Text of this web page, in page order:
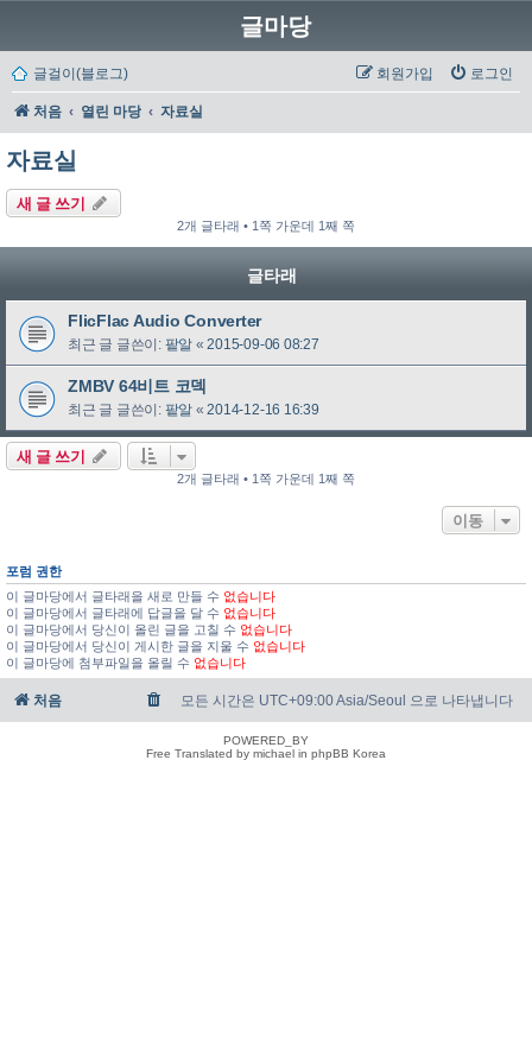
글마당
글걸이(블로그) 로그인
회원가입
처음 열린 마당 자료실
자료실
새 글 쓰기
2개 글타래 • 1쪽 가운데 1째 쪽
글타래
FlicFlac Audio Converter
최근 글 글쓴이: 팥알 «2015-09-06 08:27
ZMBV 64비트 코덱
최근 글 글쓴이: 팥알 «2014-12-16 16:39
새 글 쓰기
2개 글타래 • 1쪽 가운데 1째 쪽
이동
포럼 권한
이 글마당에서 글타래을 새로 만들 수 없습니다
이 글마당에서 글타래에 답글을 달 수 없습니다
이 글마당에서 당신이 올린 글을 고칠 수 없습니다
이 글마당에서 당신이 게시한 글을 지울 수 없습니다
이 글마당에 첨부파일을 올릴 수 없습니다
처음 모든 시간은 UTC+09:00 Asia/Seoul 으로 나타냅니다
POWERED_BY
Free Translated by michael in phpBB Korea